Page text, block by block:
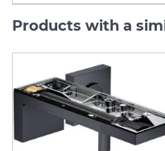
Products with a